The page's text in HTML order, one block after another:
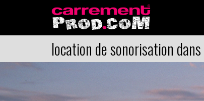
location de sonorisation